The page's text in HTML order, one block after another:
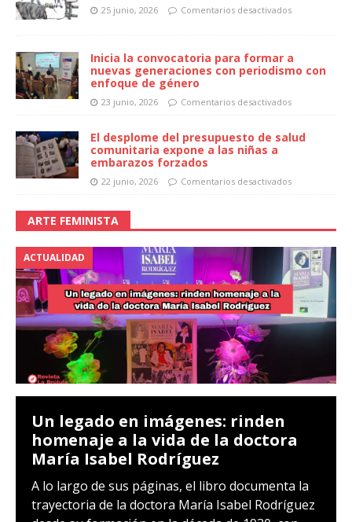
25 junio, 2026 Comentarios desactivados
Inicia la convocatoria para formar a
nuevas generaciones con periodismo con
enfoque de género
23 junio, 2026 Comentarios desactivados
El desplome del presupuesto de salud
comunitaria expone a las niñas a
embarazos forzados
22 junio, 2026 Comentarios desactivados
ARTE FEMINISTA
ACTUALIDAD
Un legado en imágenes: rinden
homenaje a la vida de la doctora
María Isabel Rodríguez
A lo largo de sus páginas, el libro documenta la
trayectoria de la doctora María Isabel Rodríguez